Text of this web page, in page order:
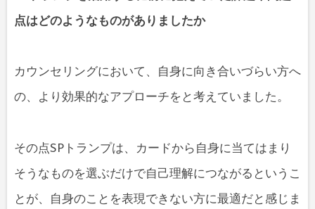
点はどのようなものがありましたか
カウンセリングにおいて、自身に向き合いづらい方へ
の、より効果的なアプローチをと考えていました。
その点SPトランプは、カードから自身に当てはまり
そうなものを選ぶだけで自己理解につながるというこ
とが、自身のことを表現できない方に最適だと感じま